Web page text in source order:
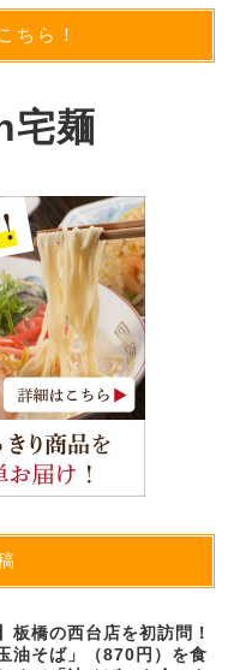
ちら！
宅麺
板橋の西台店を初訪問！
油そば」（870円）を食